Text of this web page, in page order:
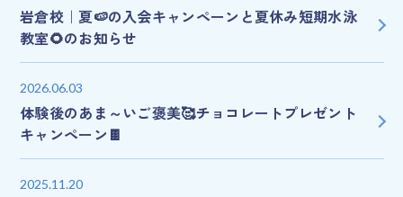
岩倉校｜夏🍉の入会キャンペーンと夏休み短期水泳
教室🌻のお知らせ
2026.06.03
体験後のあま～いご褒美🥰チョコレートプレゼント
キャンペーン🍫
2025.11.20